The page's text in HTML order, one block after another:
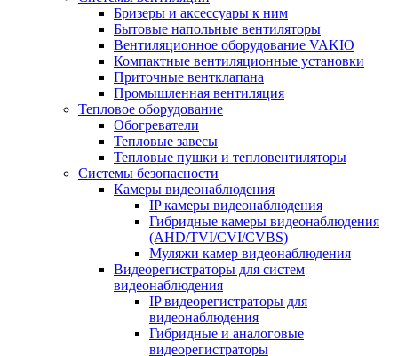
Бризеры и аксессуары к ним
Бытовые напольные вентиляторы
Вентиляционное оборудование VAKIO
Компактные вентиляционные установки
Приточные вентклапана
Промышленная вентиляция
Тепловое оборудование
Обогреватели
Тепловые завесы
Тепловые пушки и тепловентиляторы
Системы безопасности
Камеры видеонаблюдения
IP камеры видеонаблюдения
Гибридные камеры видеонаблюдения
(AHD/TVI/CVI/CVBS)
Муляжи камер видеонаблюдения
Видеорегистраторы для систем
видеонаблюдения
IP видеорегистраторы для
видеонаблюдения
Гибридные и аналоговые
видеорегистраторы